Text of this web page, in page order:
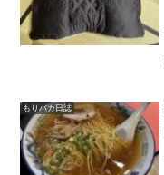
もりバカ日誌